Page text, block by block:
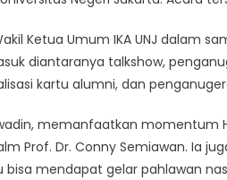
Ketua Umum IKA UNJ dalam
diantaranya talkshow,
kartu alumni, dan
memanfaatkan
Prof. Dr. Conny Semiawan. Ia
bisa mendapat gelar pahlawan